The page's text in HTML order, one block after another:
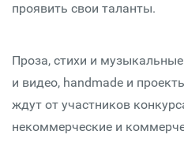
проявить свои таланты.
Проза, стихи и
и видео, handmade и
ждут от участников
некоммерческие и